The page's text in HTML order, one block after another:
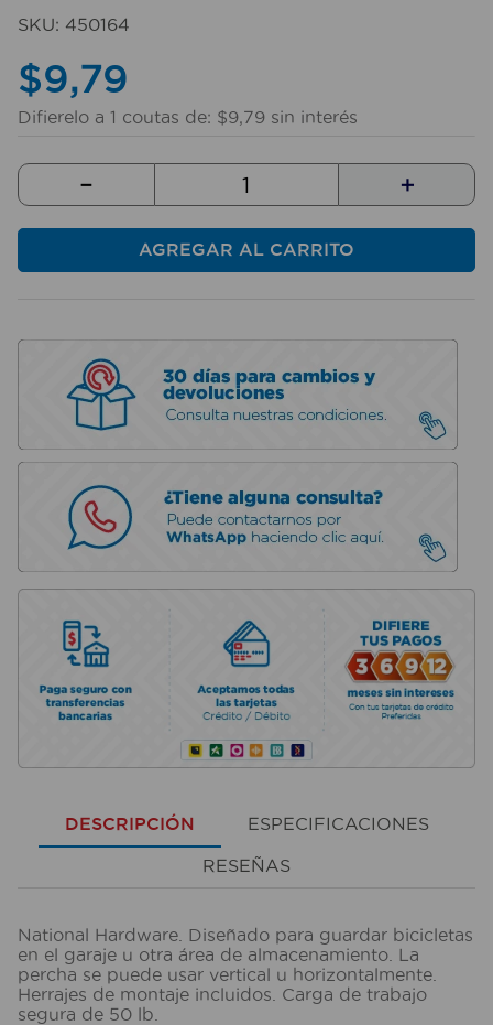
SKU: 450164
$9,79
Difierelo a 1 coutas de: $9,79 sin interés
＋
－
AGREGAR AL CARRITO
DESCRIPCIÓN ESPECIFICACIONES
RESEÑAS
National Hardware. Diseñado para guardar bicicletas
en el garaje u otra área de almacenamiento. La
percha se puede usar vertical u horizontalmente.
Herrajes de montaje incluidos. Carga de trabajo
segura de 50 lb.